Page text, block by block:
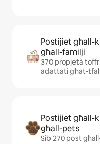
Postijiet għall-
għall-familji
370 propjetà
adattati għat-tfal
Postijiet għall-
għall-pets
Sib 270 post